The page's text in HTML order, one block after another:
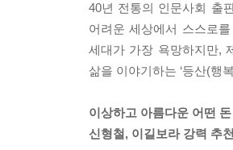
옥’으로 불릴 수 있는 공
쉬는 것처럼 당연해지고
았다면 우리는 아마 살아
--- p.50~53, 「엄마의 자립
“이혼하려면 돈 필요하
있기 위해서는 돈이 필요
40년 전통의 인문사회 출
어려운 세상에서 스스로
세대가 가장 욕망하지만,
삶을 이야기하는 ‘등산(행
이상하고 아름다운 어떤 돈
신형철, 이길보라 강력 추